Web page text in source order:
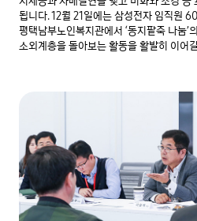
됩니다. 12월 21일에는 삼성전자 임직원
평택남부노인복지관에서 ‘동지팥죽 나눔’
소외계층을 돌아보는 활동을 활발히 이어